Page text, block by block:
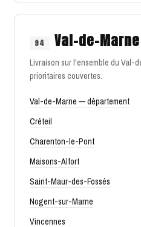
94 Val-de-Marne
Livraison sur l'ensemble du Val-
prioritaires couvertes.
Val-de-Marne — département
Créteil
Charenton-le-Pont
Maisons-Alfort
Saint-Maur-des-Fossés
Nogent-sur-Marne
Vincennes